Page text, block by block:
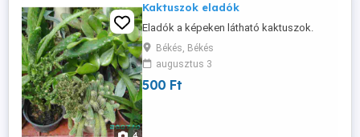
Kaktuszok eladók
Eladók a képeken látható kaktuszok.
Békés, Békés
augusztus 3
500 Ft